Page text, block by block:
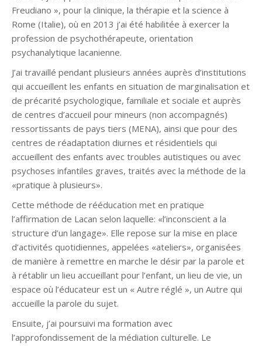
Freudiano », pour la clinique, la thérapie et la science à
Rome (Italie), où en 2013 j’ai été habilitée à exercer la
profession de psychothérapeute, orientation
psychanalytique lacanienne.
J’ai travaillé pendant plusieurs années auprès d’institutions
qui accueillent les enfants en situation de marginalisation et
de précarité psychologique, familiale et sociale et auprès
de centres d’accueil pour mineurs (non accompagnés)
ressortissants de pays tiers (MENA), ainsi que pour des
centres de réadaptation diurnes et résidentiels qui
accueillent des enfants avec troubles autistiques ou avec
psychoses infantiles graves, traités avec la méthode de la
«pratique à plusieurs».
Cette méthode de rééducation met en pratique
l’affirmation de Lacan selon laquelle: «l’inconscient a la
structure d’un langage». Elle repose sur la mise en place
d’activités quotidiennes, appelées «ateliers», organisées
de manière à remettre en marche le désir par la parole et
à rétablir un lieu accueillant pour l’enfant, un lieu de vie, un
espace où l’éducateur est un « Autre réglé », un Autre qui
accueille la parole du sujet.
Ensuite, j’ai poursuivi ma formation avec
l’approfondissement de la médiation culturelle. Le